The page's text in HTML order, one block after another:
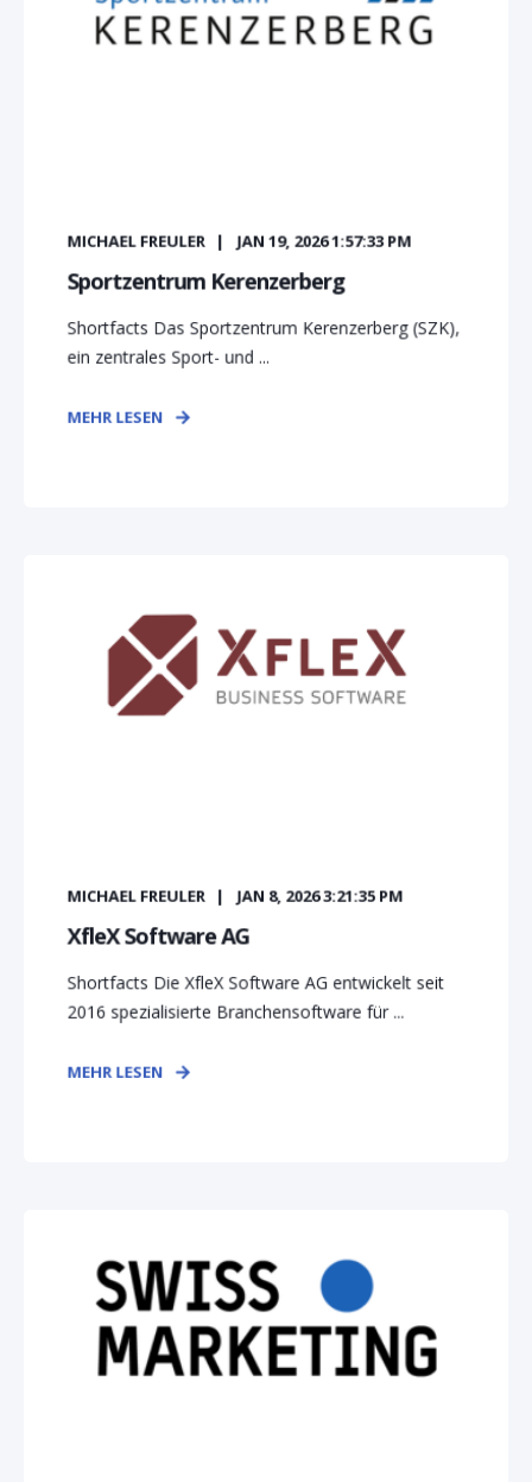
MICHAEL FREULER JAN 19, 2026 1:57:33 PM
Sportzentrum Kerenzerberg
Shortfacts Das Sportzentrum Kerenzerberg (SZK),
ein zentrales Sport- und ...
MEHR LESEN
MICHAEL FREULER JAN 8, 2026 3:21:35 PM
XfleX Software AG
Shortfacts Die XfleX Software AG entwickelt seit
2016 spezialisierte Branchensoftware für ...
MEHR LESEN